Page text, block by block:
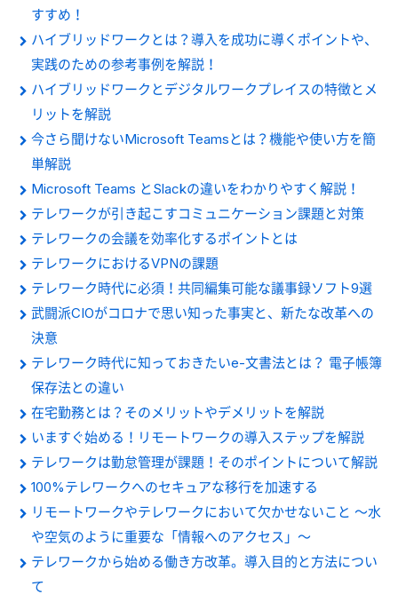
すすめ！
ハイブリッドワークとは？導入を成功に導くポイントや、
実践のための参考事例を解説！
ハイブリッドワークとデジタルワークプレイスの特徴とメ
リットを解説
今さら聞けないMicrosoft Teamsとは？機能や使い方を簡
単解説
Microsoft Teams とSlackの違いをわかりやすく解説！
テレワークが引き起こすコミュニケーション課題と対策
テレワークの会議を効率化するポイントとは
テレワークにおけるVPNの課題
テレワーク時代に必須！共同編集可能な議事録ソフト9選
武闘派CIOがコロナで思い知った事実と、新たな改革への
決意
テレワーク時代に知っておきたいe-文書法とは？ 電子帳簿
保存法との違い
在宅勤務とは？そのメリットやデメリットを解説
いますぐ始める！リモートワークの導入ステップを解説
テレワークは勤怠管理が課題！そのポイントについて解説
100%テレワークへのセキュアな移行を加速する
リモートワークやテレワークにおいて欠かせないこと ～水
や空気のように重要な「情報へのアクセス」～
テレワークから始める働き方改革。導入目的と方法につい
て